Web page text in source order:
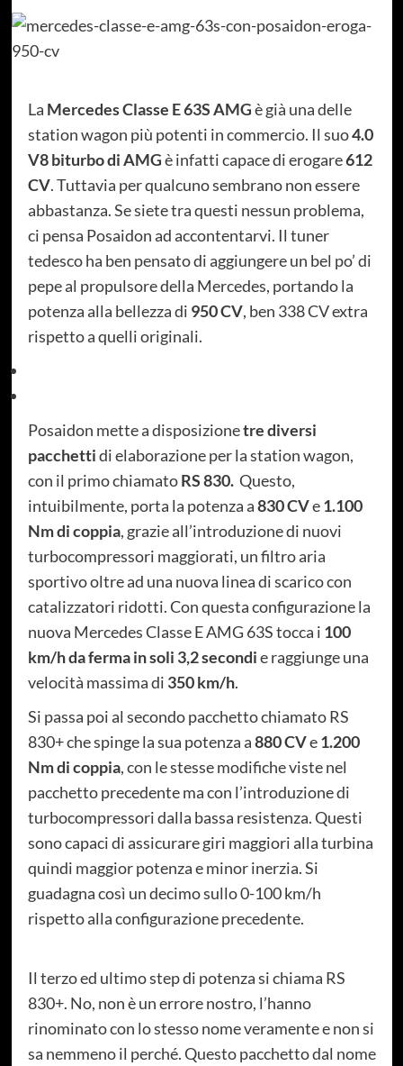
La Mercedes Classe E 63S AMGè già una delle
station wagon più potenti in commercio. Il suo4.0
V8 biturbo di AMGè infatti capace di erogare612
CV. Tuttavia per qualcuno sembrano non essere
abbastanza. Se siete tra questi nessun problema,
ci pensa Posaidon ad accontentarvi. Il tuner
tedesco ha ben pensato di aggiungere un bel po’ di
pepe al propulsore della Mercedes, portando la
potenza alla bellezza di 950 CV, ben 338 CV extra
rispetto a quelli originali.
Posaidon mette a disposizionetre diversi
pacchettidi elaborazione per la station wagon,
con il primo chiamatoRS 830. Questo,
intuibilmente, porta la potenza a830 CVe1.100
Nm di coppia, grazie all’introduzione di nuovi
turbocompressori maggiorati, un filtro aria
sportivo oltre ad una nuova linea di scarico con
catalizzatori ridotti. Con questa configurazione la
nuova Mercedes Classe E AMG 63S tocca i 100
km/h da ferma in soli 3,2 secondie raggiunge una
velocità massima di 350 km/h.
Si passa poi al secondo pacchetto chiamato RS
830+ che spinge la sua potenza a880 CVe1.200
Nm di coppia, con le stesse modifiche viste nel
pacchetto precedente ma con l’introduzione di
turbocompressori dalla bassa resistenza. Questi
sono capaci di assicurare giri maggiori alla turbina
quindi maggior potenza e minor inerzia. Si
guadagna così un decimo sullo 0-100 km/h
rispetto alla configurazione precedente.
Il terzo ed ultimo step di potenza si chiama RS
830+. No, non è un errore nostro, l’hanno
rinominato con lo stesso nome veramente e non si
sa nemmeno il perché. Questo pacchetto dal nome